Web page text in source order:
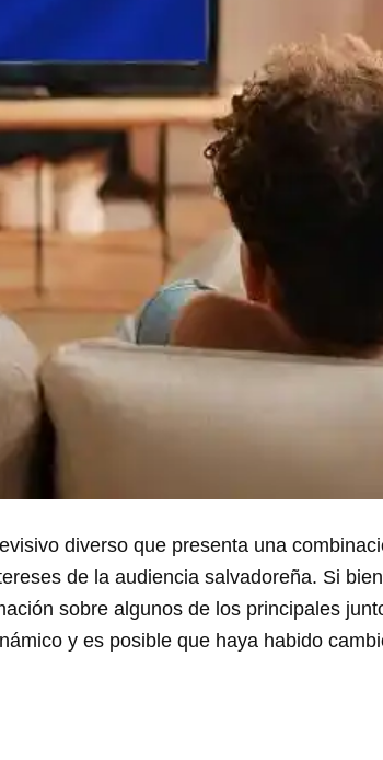
diverso que presenta una
de la audiencia salvadoreña. Si
sobre algunos de los principales
y es posible que haya habido